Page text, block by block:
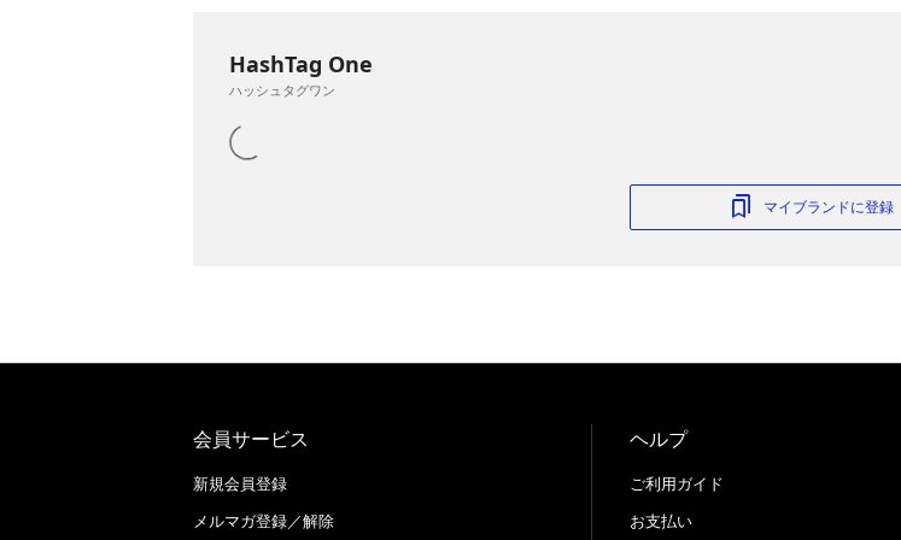
HashTag One
ハッシュタグワン
マイブランドに登録
会員サービス
新規会員登録
メルマガ登録／解除
ヘルプ
ご利用ガイド
お支払い